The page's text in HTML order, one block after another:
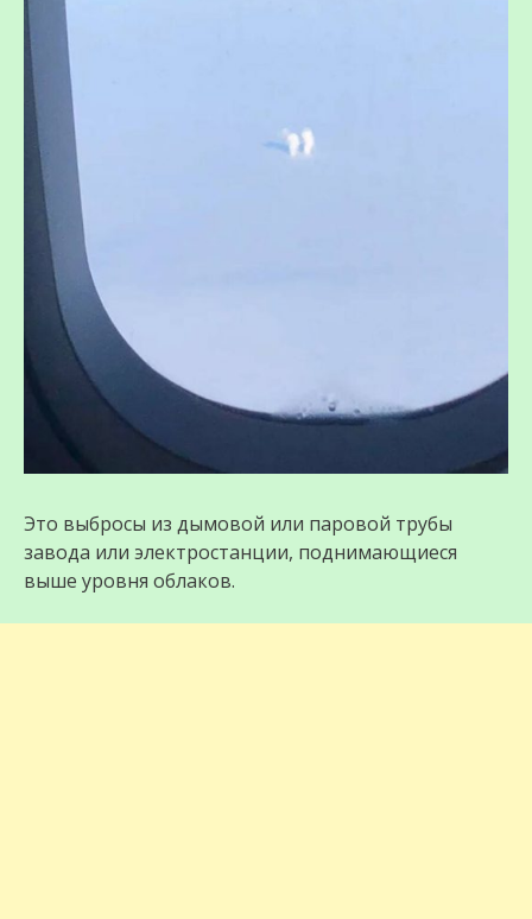
Это выбросы из дымовой или паровой трубы
завода или электростанции, поднимающиеся
выше уровня облаков.